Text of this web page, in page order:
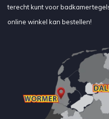
terecht kunt voor
online winkel kan bestellen!